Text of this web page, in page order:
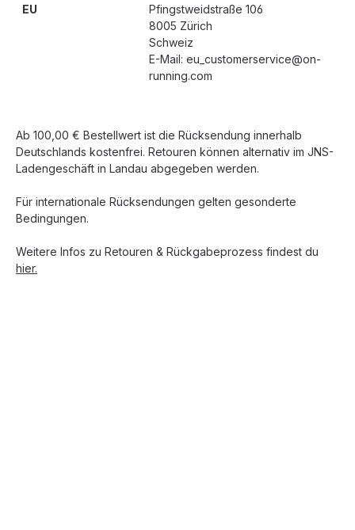
EU
Pfingstweidstraße 106
8005 Zürich
Schweiz
E-Mail: eu_customerservice@on-
running.com
Ab 100,00 € Bestellwert ist die Rücksendung innerhalb
Deutschlands kostenfrei. Retouren können alternativ im JNS-
Ladengeschäft in Landau abgegeben werden.
Für internationale Rücksendungen gelten gesonderte
Bedingungen.
Weitere Infos zu Retouren & Rückgabeprozess findest du
hier.